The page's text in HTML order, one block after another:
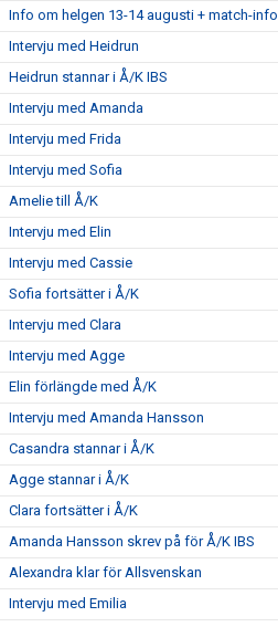
Info om helgen 13-14 augusti + match-info
Intervju med Heidrun
Heidrun stannar i Å/K IBS
Intervju med Amanda
Intervju med Frida
Intervju med Sofia
Amelie till Å/K
Intervju med Elin
Intervju med Cassie
Sofia fortsätter i Å/K
Intervju med Clara
Intervju med Agge
Elin förlängde med Å/K
Intervju med Amanda Hansson
Casandra stannar i Å/K
Agge stannar i Å/K
Clara fortsätter i Å/K
Amanda Hansson skrev på för Å/K IBS
Alexandra klar för Allsvenskan
Intervju med Emilia